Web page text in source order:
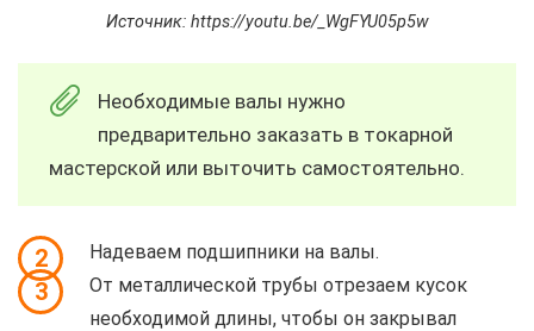
Источник: https://youtu.be/_WgFYU05p5w
Необходимые валы нужно
предварительно заказать в токарной
мастерской или выточить самостоятельно.
2 Надеваем подшипники на валы.
3
От металлической трубы отрезаем кусок
необходимой длины, чтобы он закрывал